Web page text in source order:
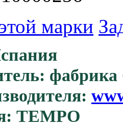
марки
фабрика
TEMPO